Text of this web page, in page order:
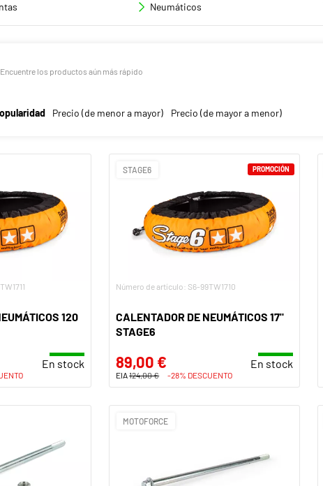
Neumáticos
Encuentre los productos aún más rápido
Precio (de menor a mayor) Precio (de mayor a menor)
120
En stock
STAGE6
Número de artículo: S6-99TW1710
CALENTADOR DE NEUMÁTICOS 17"
STAGE6
89,00 € En stock
EIA124,00 € -28% DESCUENTO
PROMOCIÓN
MOTOFORCE